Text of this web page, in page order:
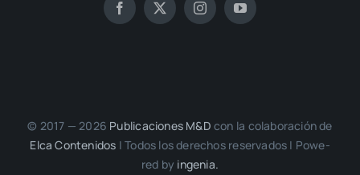
© 2017 — 2026 Publi­ca­cio­nes M&D con la cola­bo­ra­ción de
Elca Con­te­ni­dos | Todos los dere­chos reser­va­dos | Powe­
red by inge­nia.